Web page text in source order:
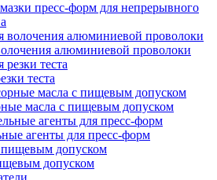
пресс-форм для непрерывного
алюминиевой проволоки
теста
масла с пищевым допуском
агенты для пресс-форм
допуском